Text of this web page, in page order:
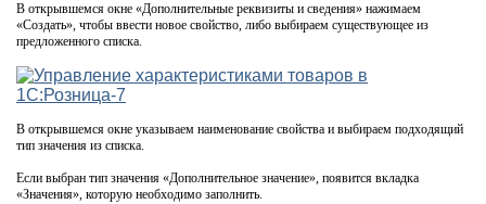
В открывшемся окне «Дополнительные реквизиты и сведения» нажимаем
«Создать», чтобы ввести новое свойство, либо выбираем существующее из
предложенного списка.
В открывшемся окне указываем наименование свойства и выбираем подходящий
тип значения из списка.
Если выбран тип значения «Дополнительное значение», появится вкладка
«Значения», которую необходимо заполнить.